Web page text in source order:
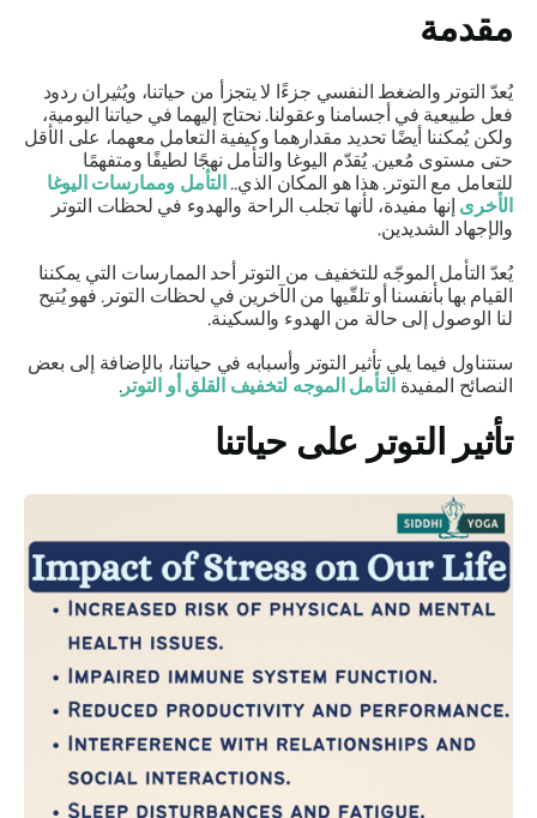
مقدمة
يُعدّ التوتر والضغط النفسي جزءًا لا يتجزأ من حياتنا، ويُثيران ردود
فعل طبيعية في أجسامنا وعقولنا. نحتاج إليهما في حياتنا اليومية،
ولكن يُمكننا أيضًا تحديد مقدارهما وكيفية التعامل معهما، على الأقل
حتى مستوى مُعين. يُقدّم اليوغا والتأمل نهجًا لطيفًا ومتفهمًا
للتعامل مع التوتر. هذا هو المكان الذي.. التأمل وممارسات اليوغا
الأخرىإنها مفيدة، لأنها تجلب الراحة والهدوء في لحظات التوتر
والإجهاد الشديدين.
يُعدّ التأمل الموجّه للتخفيف من التوتر أحد الممارسات التي يمكننا
القيام بها بأنفسنا أو تلقّيها من الآخرين في لحظات التوتر. فهو يُتيح
لنا الوصول إلى حالة من الهدوء والسكينة.
سنتناول فيما يلي تأثير التوتر وأسبابه في حياتنا، بالإضافة إلى بعض
النصائح المفيدةالتأمل الموجه لتخفيف القلق أو التوتر.
تأثير التوتر على حياتنا